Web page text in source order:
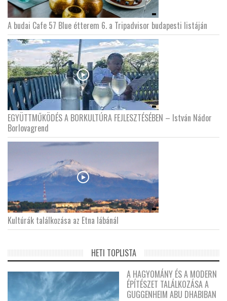
A budai Cafe 57 Blue étterem 6. a Tripadvisor budapesti listáján
EGYÜTTMŰKÖDÉS A BORKULTÚRA FEJLESZTÉSÉBEN – István Nádor
Borlovagrend
Kultúrák találkozása az Etna lábánál
HETI TOPLISTA
A HAGYOMÁNY ÉS A MODERN
ÉPÍTÉSZET TALÁLKOZÁSA A
GUGGENHEIM ABU DHABIBAN